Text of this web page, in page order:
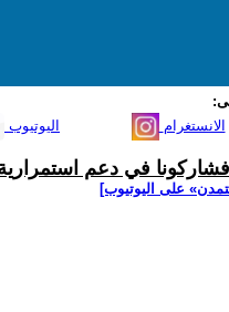
اليوتيوب الانستغرام
في دعم
على اليوتيوب]